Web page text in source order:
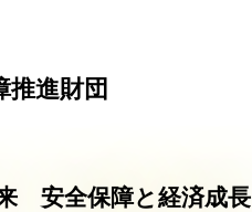
推進財団
安全保障と経済成長